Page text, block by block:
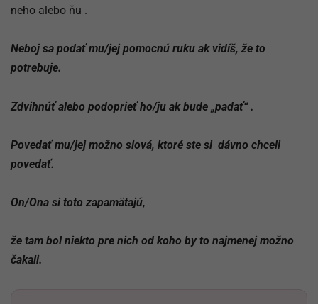
neho alebo ňu .
Neboj sa podať mu/jej pomocnú ruku ak vidíš, že to
potrebuje.
Zdvihnúť alebo podoprieť ho/ju ak bude „padať“ .
Povedať mu/jej možno slová, ktoré ste si dávno chceli
povedať.
On/Ona si toto zapamätajú,
že tam bol niekto pre nich od koho by to najmenej možno
čakali.